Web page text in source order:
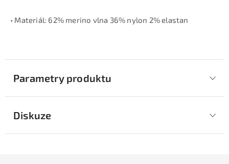
• Materiál: 62% merino vlna 36% nylon 2% elastan
Parametry produktu
Diskuze